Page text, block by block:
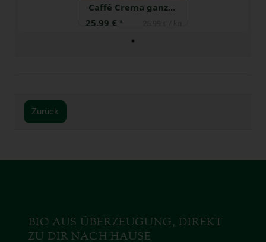
Caffé Crema ganze Bohne
25,99 € *
Zurück
BIO AUS ÜBERZEUGUNG, DIREKT
ZU DIR NACH HAUSE